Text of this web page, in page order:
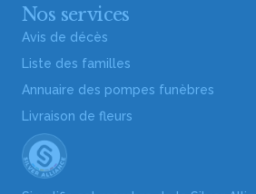
Nos services
Avis de décès
Liste des familles
Annuaire des pompes funèbres
Livraison de fleurs